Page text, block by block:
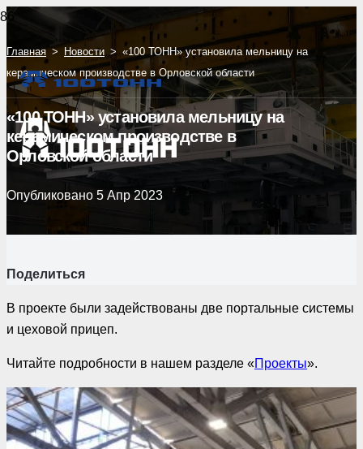
Главная > Новости > «100 ТОНН» установила мельницу на
керамическом производстве в Орловской области
«100 ТОНН» установила мельницу на
керамическом производстве в
Орловской области
Опубликовано 5 Апр 2023
Поделиться
В проекте были задействованы две портальные системы
и цеховой прицеп.
Читайте подробности в нашем разделе «Проекты».